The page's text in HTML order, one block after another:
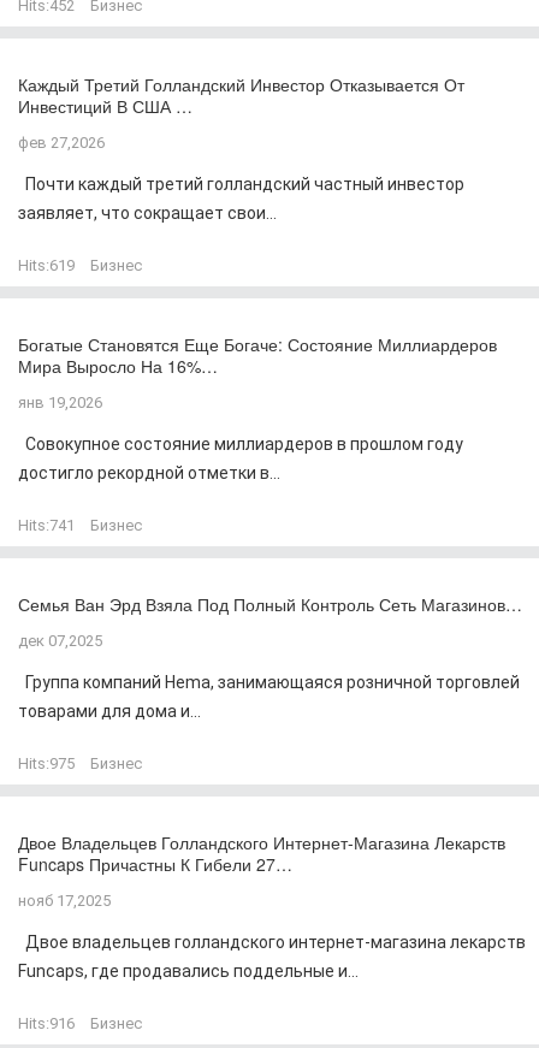
Hits:452 Бизнес
Каждый Третий Голландский Инвестор Отказывается От
Инвестиций В США …
фев 27,2026
Почти каждый третий голландский частный инвестор
заявляет, что сокращает свои...
Hits:619 Бизнес
Богатые Становятся Еще Богаче: Состояние Миллиардеров
Мира Выросло На 16%…
янв 19,2026
Совокупное состояние миллиардеров в прошлом году
достигло рекордной отметки в...
Hits:741 Бизнес
Семья Ван Эрд Взяла Под Полный Контроль Сеть Магазинов…
дек 07,2025
Группа компаний Hema, занимающаяся розничной торговлей
товарами для дома и...
Hits:975 Бизнес
Двое Владельцев Голландского Интернет-Магазина Лекарств
Funcaps Причастны К Гибели 27…
нояб 17,2025
Двое владельцев голландского интернет-магазина лекарств
Funcaps, где продавались поддельные и...
Hits:916 Бизнес